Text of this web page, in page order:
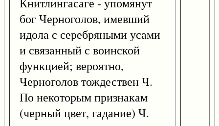
Книтлингасаге - упомянут
бог Черноголов, имевший
идола с серебряными усами
и связанный с воинской
функцией; вероятно,
Черноголов тождествен Ч.
По некоторым признакам
(черный цвет, гадание) Ч.